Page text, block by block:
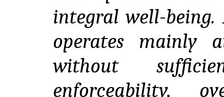
integral well-being.
operates mainly
without
enforceability,